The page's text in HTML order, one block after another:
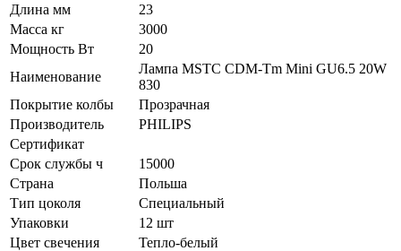
Длина мм
23
Масса кг
3000
Мощность Вт
20
Наименование
Лампа MSTC CDM-Tm Mini GU6.5 20W
830
Покрытие колбы
Прозрачная
Производитель
PHILIPS
Сертификат
Срок службы ч
15000
Страна
Польша
Тип цоколя
Специальный
Упаковки
12 шт
Цвет свечения
Тепло-белый